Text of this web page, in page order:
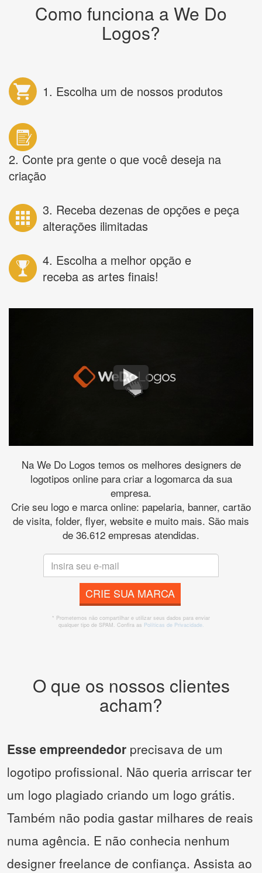
Como funciona a We Do
Logos?
1. Escolha um de nossos produtos
2. Conte pra gente o que você deseja na
criação
3. Receba dezenas de opções e peça
alterações ilimitadas
4. Escolha a melhor opção e
receba as artes finais!
Na We Do Logos temos os melhores designers de
logotipos online para criar a logomarca da sua
empresa.
Crie seu logo e marca online: papelaria, banner, cartão
de visita, folder, flyer, website e muito mais. São mais
de 36.612 empresas atendidas.
CRIE SUA MARCA
* Prometemos não compartilhar e utilizar seus dados para enviar
qualquer tipo de SPAM. Confira as Políticas de Privacidade.
O que os nossos clientes
acham?
Esse empreendedor precisava de um
logotipo profissional. Não queria arriscar ter
um logo plagiado criando um logo grátis.
Também não podia gastar milhares de reais
numa agência. E não conhecia nenhum
designer freelance de confiança. Assista ao